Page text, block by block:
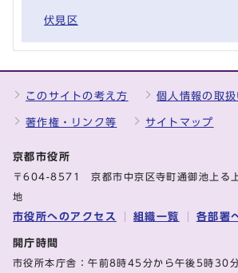
伏見区
このサイトの考え方 個人情報の取扱
著作権・リンク等 サイトマップ
京都市役所
〒604-8571 京都市中京区寺町通御池上る
地
市役所へのアクセス 組織一覧 各部署
開庁時間
市役所本庁舎：午前8時45分から午後5時30